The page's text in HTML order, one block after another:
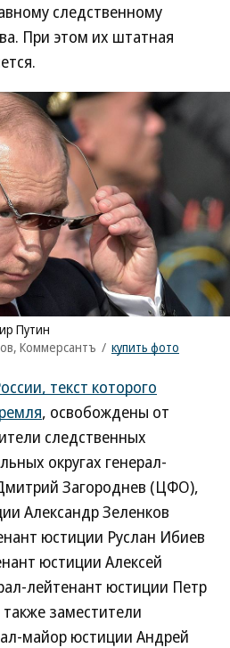
следственному
При этом их штатная
Путин
Коммерсантъ / купить фото
текст которого
, освобождены от
следственных
округах генерал-
Загороднев (ЦФО),
Александр Зеленков
юстиции Руслан Ибиев
юстиции Алексей
лейтенант юстиции Петр
заместители
майор юстиции Андрей